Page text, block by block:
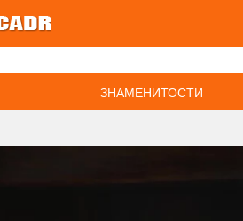
ЗНАМЕНИТОСТИ